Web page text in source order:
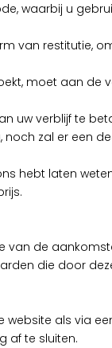
waarbij u
van restitutie,
moet aan de
uw verblijf te
zal er een
hebt laten
van de
die door
website als via
af te sluiten.